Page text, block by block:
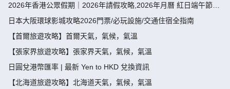
2026年香港公眾假期｜2026年請假攻略,2026年月曆 紅日端午節請
假攻略請4放9-public holiday 2026
日本大阪環球影城攻略2026門票/必玩設施/交通住宿全指南
【首爾旅遊攻略】首爾天氣，氣候，氣溫
【張家界旅遊攻略】張家界天氣，氣候，氣溫
日圓兌港幣匯率 | 最新 Yen to HKD 兌換資訊
【北海道旅遊攻略】北海道天氣，氣候，氣溫